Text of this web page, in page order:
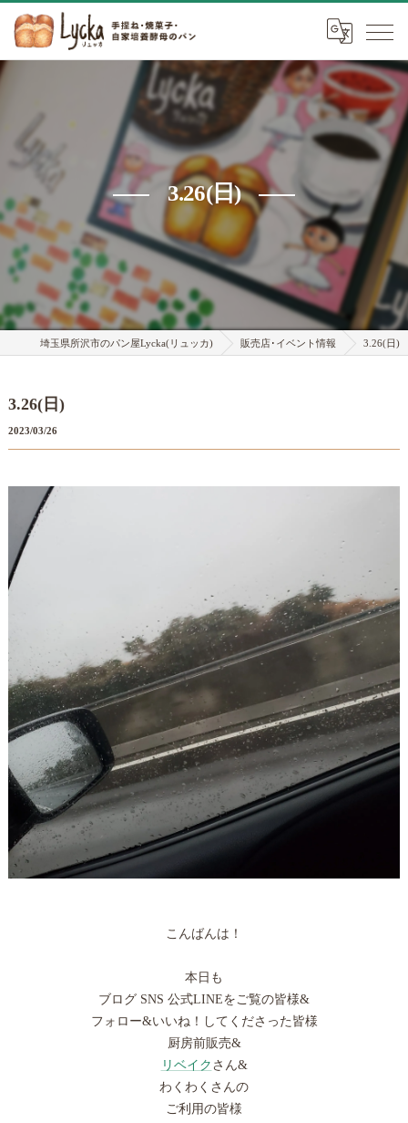
3.26(日)
埼玉県所沢市のパン屋Lycka(リュッカ) 販売店･イベント情報 3.26(日)
3.26(日)
2023/03/26
こんばんは！
本日も
ブログ SNS 公式LINEをご覧の皆様&
フォロー&いいね！してくださった皆様
厨房前販売&
リベイク さん&
わくわくさんの
ご利用の皆様